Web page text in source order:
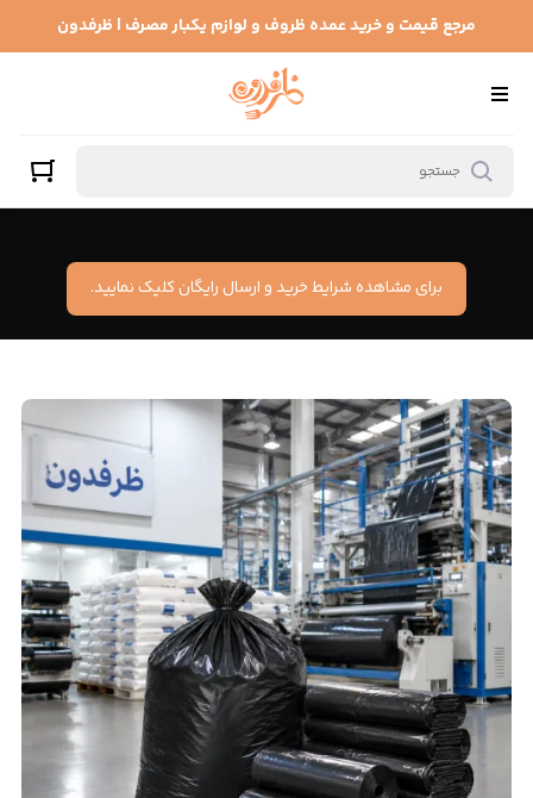
مرجع قیمت و خرید عمده ظروف و لوازم یکبار مصرف | ظرفدون
برای مشاهده شرایط خرید و ارسال رایگان کلیک نمایید.